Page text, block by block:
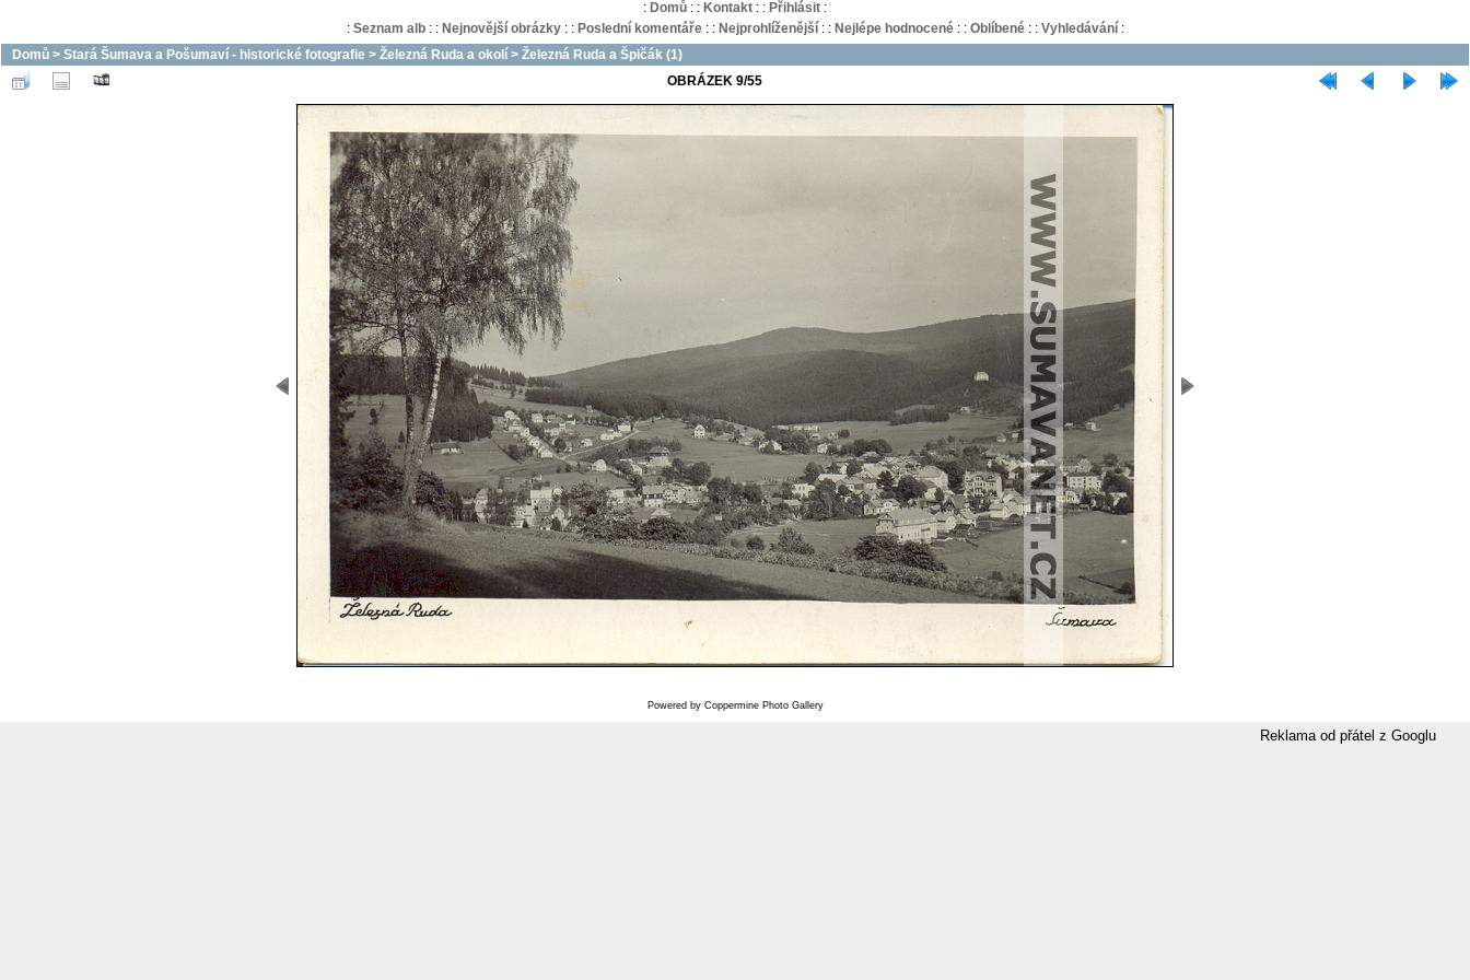
: Domů : : Kontakt : : Přihlásit :
: Seznam alb: : Nejnovější obrázky: : Poslední komentáře: : Nejprohlíženější: : Nejlépe hodnocené: : Oblíbené: : Vyhledávání:
Domů > Stará Šumava a Pošumaví - historické fotografie > Železná Ruda a okolí > Železná Ruda a Špičák (1)
OBRÁZEK 9/55
Powered by Coppermine Photo Gallery
Reklama od přátel z Googlu